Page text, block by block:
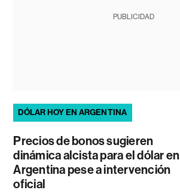
PUBLICIDAD
DÓLAR HOY EN ARGENTINA
Precios de bonos sugieren
dinámica alcista para el dólar en
Argentina pese a intervención
oficial